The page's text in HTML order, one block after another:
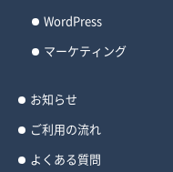
WordPress
マーケティング
お知らせ
ご利用の流れ
よくある質問